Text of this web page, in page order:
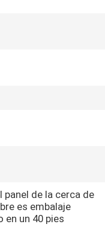
panel de la cerca de
es embalaje
en un 40 pies